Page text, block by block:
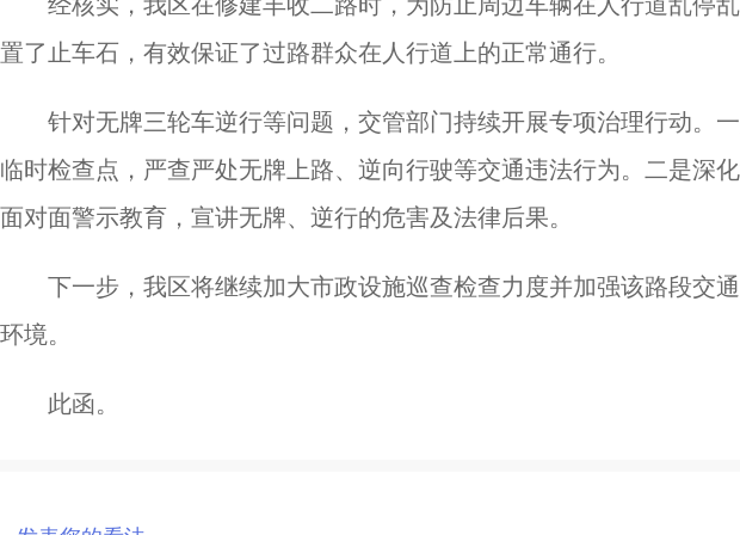
置了止车石，有效保证了过路群众在人行道上的正常通行。
针对无牌三轮车逆行等问题，交管部门持续开展专项治理行动。
临时检查点，严查严处无牌上路、逆向行驶等交通违法行为。二是深
面对面警示教育，宣讲无牌、逆行的危害及法律后果。
下一步，我区将继续加大市政设施巡查检查力度并加强该路段交
环境。
此函。